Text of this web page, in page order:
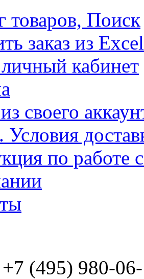
товаров, Поиск
заказ из Excel
кабинет
своего
Условия
по работе
(495) 980-